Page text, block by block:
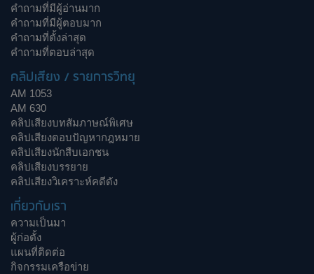
คำถามที่มีผู้อ่านมาก
คำถามที่มีผู้ตอบมาก
คำถามที่ตั้งล่าสุด
คำถามที่ตอบล่าสุด
คลิปเสียง / รายการวิทยุ
AM 1053
AM 630
คลิปเสียงบทสัมภาษณ์พิเศษ
คลิปเสียงตอบปัญหากฎหมาย
คลิปเสียงนักสืบเอกชน
คลิปเสียงบรรยาย
คลิปเสียงวิเคราะห์คดีดัง
เกี่ยวกับเรา
ความเป็นมา
ผู้ก่อตั้ง
แผนที่ติดต่อ
กิจกรรมเครือข่าย